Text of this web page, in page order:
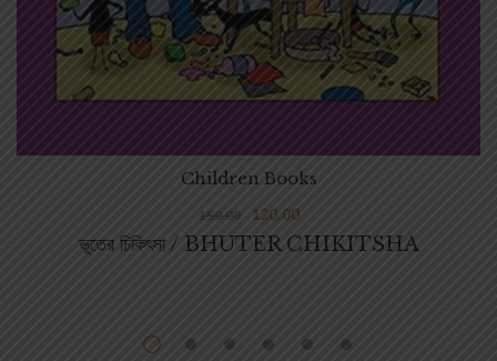
ভূতের চিকিৎসা / BHUTER CHIKITSHA
Children Books
150.00 120.00